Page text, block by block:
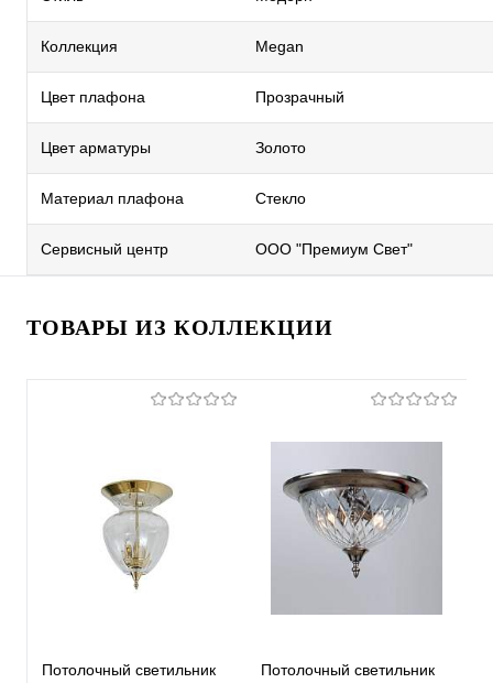
Коллекция Megan
Цвет плафона Прозрачный
Цвет арматуры Золото
Материал плафона Стекло
Сервисный центр ООО "Премиум Свет"
ТОВАРЫ ИЗ КОЛЛЕКЦИИ
Потолочный светильник
Потолочный светильник